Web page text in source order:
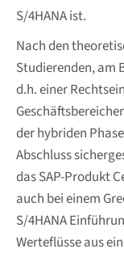
S/4HANA ist.
Nach den
Studierenden, am
d.h. einer
der hybriden
Abschluss
das SAP-Produkt
auch bei einem
S/4HANA
Werteflüsse aus